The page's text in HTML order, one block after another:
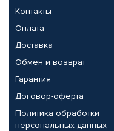
Контакты
Оплата
Доставка
Обмен и возврат
Гарантия
Договор-оферта
Политика обработки
персональных данных